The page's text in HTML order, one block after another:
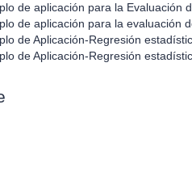
de aplicación para la Evaluación
de aplicación para la evaluación
de Aplicación-Regresión
de Aplicación-Regresión